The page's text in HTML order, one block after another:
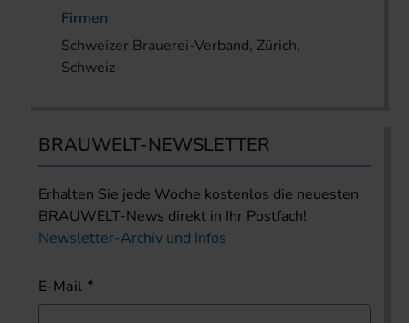
Firmen
Schweizer Brauerei-Verband, Zürich,
Schweiz
BRAUWELT-NEWSLETTER
Erhalten Sie jede Woche kostenlos die neuesten
BRAUWELT-News direkt in Ihr Postfach!
Newsletter-Archiv und Infos
E-Mail